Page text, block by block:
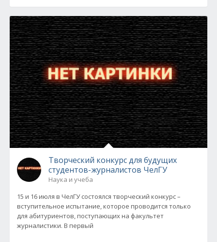
Творческий конкурс для будущих
студентов-журналистов ЧелГУ
Наука и учеба
15 и 16 июля в ЧелГУ состоялся творческий конкурс –
вступительное испытание, которое проводится только
для абитуриентов, поступающих на факультет
журналистики. В первый